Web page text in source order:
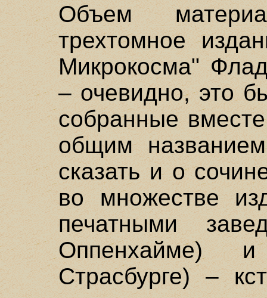
Объем
трехтомное
Микрокосма"
– очевидно, это
собранные
общим
сказать и о
во множестве
печатными
Оппенхайме)
Страсбурге) –